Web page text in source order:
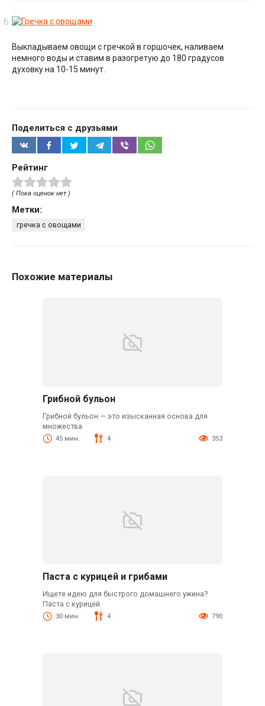
Выкладываем овощи с гречкой в горшочек, наливаем
немного воды и ставим в разогретую до 180 градусов
духовку на 10-15 минут.
Поделиться с друзьями
Рейтинг
( Пока оценок нет )
Метки:
гречка с овощами
Похожие материалы
Грибной бульон
Грибной бульон — это изысканная основа для
множества
45 мин. 4 353
Паста с курицей и грибами
Ищете идею для быстрого домашнего ужина?
Паста с курицей
30 мин. 4 790